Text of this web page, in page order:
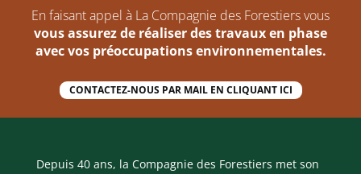
En faisant appel à La Compagnie des Forestiers vous
vous assurez de réaliser des travaux en phase
avec vos préoccupations environnementales.
CONTACTEZ-NOUS PAR MAIL EN CLIQUANT ICI
Depuis 40 ans, la Compagnie des Forestiers met son